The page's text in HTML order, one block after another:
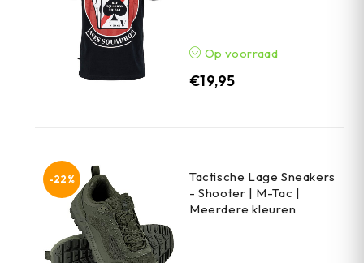
Op voorraad
€19,95
-22%
Tactische Lage Sneakers
- Shooter | M-Tac |
Meerdere kleuren